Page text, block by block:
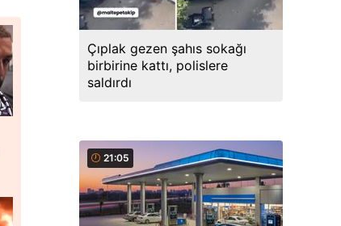
Çıplak gezen şahıs sokağı
birbirine kattı, polislere
saldırdı
21:05